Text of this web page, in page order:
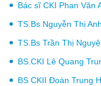
Bác sĩ CKI Phan Văn
TS.Bs Nguyễn Thị
TS.Bs Trần Thị
BS.CKI Lê Quang
BS CKII Đoàn Trung